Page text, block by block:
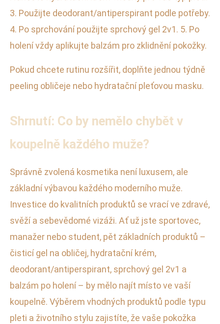
3. Použijte deodorant/antiperspirant podle potřeby.
4. Po sprchování použijte sprchový gel 2v1. 5. Po
holení vždy aplikujte balzám pro zklidnění pokožky.
Pokud chcete rutinu rozšířit, doplňte jednou týdně
peeling obličeje nebo hydratační pleťovou masku.
Shrnutí: Co by nemělo chybět v
koupelně každého muže?
Správně zvolená kosmetika není luxusem, ale
základní výbavou každého moderního muže.
Investice do kvalitních produktů se vrací ve zdravé,
svěží a sebevědomé vizáži. Ať už jste sportovec,
manažer nebo student, pět základních produktů –
čisticí gel na obličej, hydratační krém,
deodorant/antiperspirant, sprchový gel 2v1 a
balzám po holení – by mělo najít místo ve vaší
koupelně. Výběrem vhodných produktů podle typu
pleti a životního stylu zajistíte, že vaše pokožka